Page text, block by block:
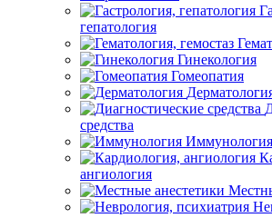
гепатология
Гинекология
Гомеопатия
средства
Иммунология
ангиология